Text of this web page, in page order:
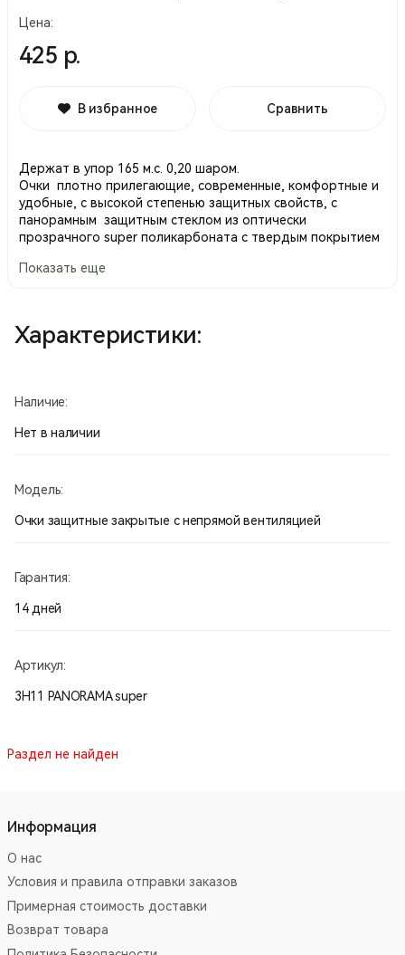
Цена:
425 р.
В избранное Сравнить
Держат в упор 165 м.с. 0,20 шаром.
Очки плотно прилегающие, современные, комфортные и
удобные, с высокой степенью защитных свойств, с
панорамным защитным стеклом из оптически
прозрачного super поликарбоната с твердым покрытием
запотевания, корпусом из материала ПВХ, широкой
очки на голове пользователя. Защита от
высокоскоростных летящих частиц со
свойствами и не проводящими электрический ток.
Производство Россия.
Показать еще
Характеристики:
Наличие:
Нет в наличии
Модель:
Очки защитные закрытые с непрямой вентиляцией
Гарантия:
14 дней
Артикул:
3H11 PANORAMA super
Раздел не найден
Информация
О нас
Условия и правила отправки заказов
Примерная стоимость доставки
Возврат товара